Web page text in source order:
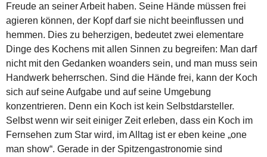
Freude an seiner Arbeit haben. Seine Hände müssen frei
agieren können, der Kopf darf sie nicht beeinflussen und
hemmen. Dies zu beherzigen, bedeutet zwei elementare
Dinge des Kochens mit allen Sinnen zu begreifen: Man darf
nicht mit den Gedanken woanders sein, und man muss sein
Handwerk beherrschen. Sind die Hände frei, kann der Koch
sich auf seine Aufgabe und auf seine Umgebung
konzentrieren. Denn ein Koch ist kein Selbstdarsteller.
Selbst wenn wir seit einiger Zeit erleben, dass ein Koch im
Fernsehen zum Star wird, im Alltag ist er eben keine „one
man show“. Gerade in der Spitzengastronomie sind